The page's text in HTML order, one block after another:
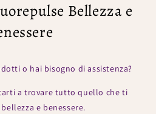
Bellezza e
o hai bisogno di assistenza?
a trovare tutto quello che ti
e benessere.